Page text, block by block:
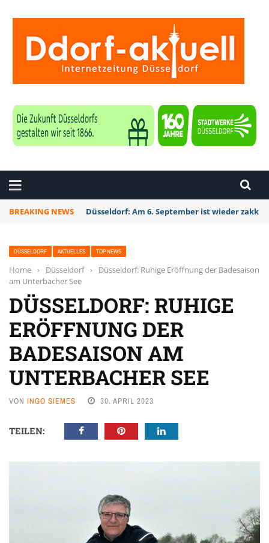
BREAKING NEWS Düsseldorf: Am 6. September ist wieder zakk
DÜSSELDORF AKTUELLES TOP NEWS
Home › Düsseldorf ›
Düsseldorf: Ruhige Eröffnung der Badesaison
am Unterbacher See
DÜSSELDORF: RUHIGE
ERÖFFNUNG DER
BADESAISON AM
UNTERBACHER SEE
VON INGO SIEMES 30. APRIL 2023
TEILEN: